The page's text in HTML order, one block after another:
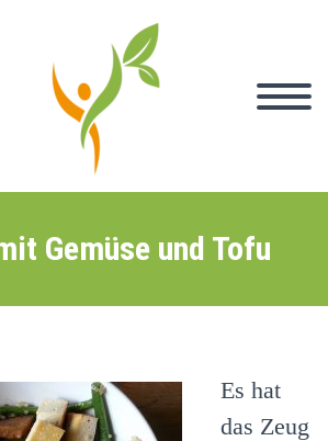
Gemüse und Tofu
Es hat
das Zeug